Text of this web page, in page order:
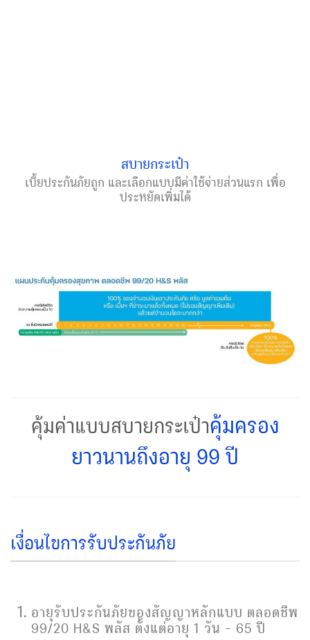
สบายกระเป๋า
เบี้ยประกันภัยถูก และเลือกแบบมีค่าใช้จ่ายส่วนแรก เพื่อ
ประหยัดเพิ่มได้
คุ้มค่าแบบสบายกระเป๋าคุ้มครอง
ยาวนานถึงอายุ 99 ปี
เงื่อนไขการรับประกันภัย
อายุรับประกันภัยของสัญญาหลักแบบ ตลอดชีพ
99/20 H&S พลัส ตั้งแต่อายุ 1 วัน – 65 ปี